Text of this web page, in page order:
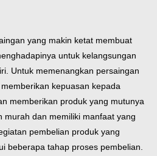
yang makin ketat membuat
untuk kelangsungan
Untuk memenangkan persaingan
kepuasan kepada
memberikan produk yang mutunya
murah dan memiliki manfaat yang
pembelian produk yang
beberapa tahap proses pembelian.